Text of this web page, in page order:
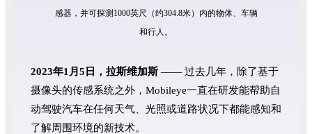
感器，并可探测1000英尺（约304.8米）内的物体、车辆
和行人。
2023年1月5日，拉斯维加斯—— 过去几年，除了基于
摄像头的传感系统之外，Mobileye一直在研发能帮助自
动驾驶汽车在任何天气、光照或道路状况下都能感知和
了解周围环境的新技术。